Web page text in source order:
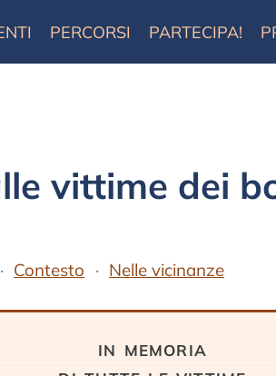
PERCORSI PARTECIPA!
vittime dei
Contesto Nelle vicinanze
in memoria